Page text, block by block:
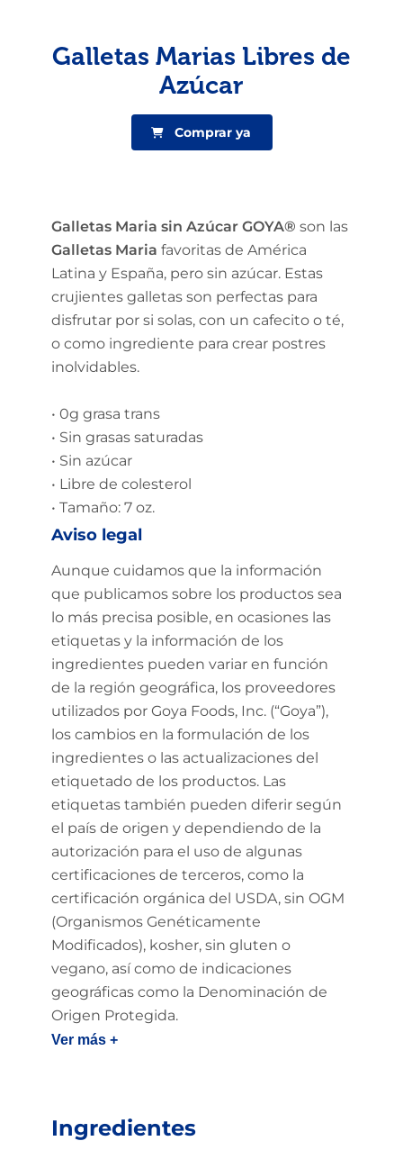
Galletas Marias Libres de
Azúcar
Comprar ya
Galletas Maria sin Azúcar GOYA® son las
Galletas Maria favoritas de América
Latina y España, pero sin azúcar. Estas
crujientes galletas son perfectas para
disfrutar por si solas, con un cafecito o té,
o como ingrediente para crear postres
inolvidables.
• 0g grasa trans
• Sin grasas saturadas
• Sin azúcar
• Libre de colesterol
• Tamaño: 7 oz.
Aviso legal
Aunque cuidamos que la información
que publicamos sobre los productos sea
lo más precisa posible, en ocasiones las
etiquetas y la información de los
ingredientes pueden variar en función
de la región geográfica, los proveedores
utilizados por Goya Foods, Inc. (“Goya”),
los cambios en la formulación de los
ingredientes o las actualizaciones del
etiquetado de los productos. Las
etiquetas también pueden diferir según
el país de origen y dependiendo de la
autorización para el uso de algunas
certificaciones de terceros, como la
certificación orgánica del USDA, sin OGM
(Organismos Genéticamente
Modificados), kosher, sin gluten o
vegano, así como de indicaciones
geográficas como la Denominación de
Origen Protegida.
Ver más +
Ingredientes